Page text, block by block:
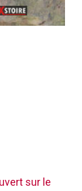
sur le